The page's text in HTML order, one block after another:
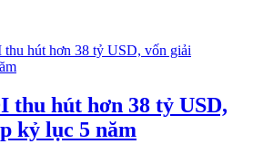
thu hút hơn 38 tỷ USD,
kỷ lục 5 năm